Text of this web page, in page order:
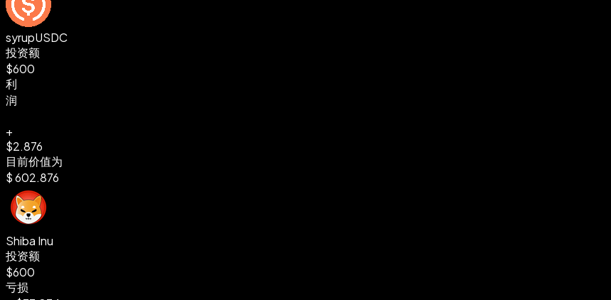
syrupUSDC
投资额
$600
利
润
+
$2.876
目前价值为
$602.876
Shiba Inu
投资额
$600
亏损